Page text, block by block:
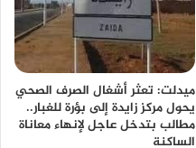
ميدلت: تعثر أشغال الصرف الصحي
يحول مركز زايدة إلى بؤرة للغبار..
مطالب بتدخل عاجل لإنهاء معاناة
الساكنة